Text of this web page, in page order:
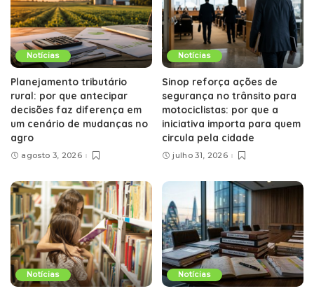
Notícias
Planejamento tributário
rural: por que antecipar
decisões faz diferença em
um cenário de mudanças no
agro
agosto 3, 2026
Notícias
Sinop reforça ações de
segurança no trânsito para
motociclistas: por que a
iniciativa importa para quem
circula pela cidade
julho 31, 2026
Notícias Notícias